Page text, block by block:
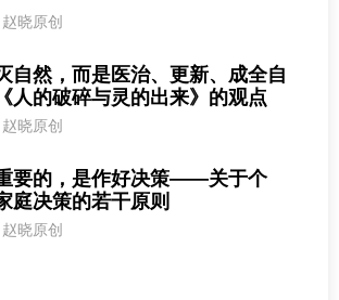
赵晓原创
自然，而是医治、更新、成全自
的破碎与灵的出来》的观点
赵晓原创
要的，是作好决策——关于个
庭决策的若干原则
赵晓原创